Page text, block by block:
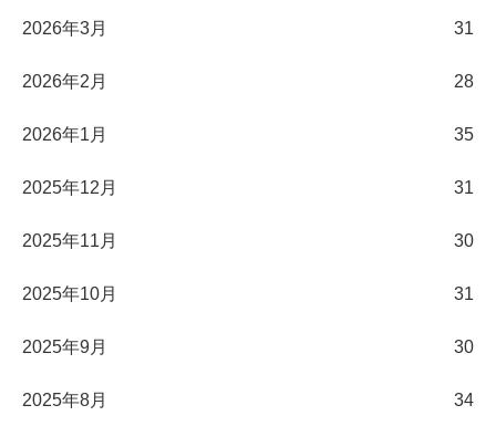
2026年3月 31
2026年2月 28
2026年1月 35
2025年12月 31
2025年11月 30
2025年10月 31
2025年9月 30
2025年8月 34